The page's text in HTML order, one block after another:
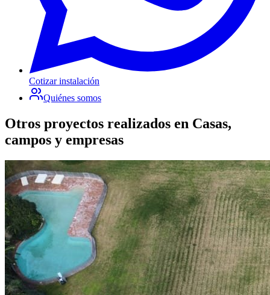
Cotizar instalación
Quiénes somos
Otros proyectos realizados en Casas,
campos y empresas